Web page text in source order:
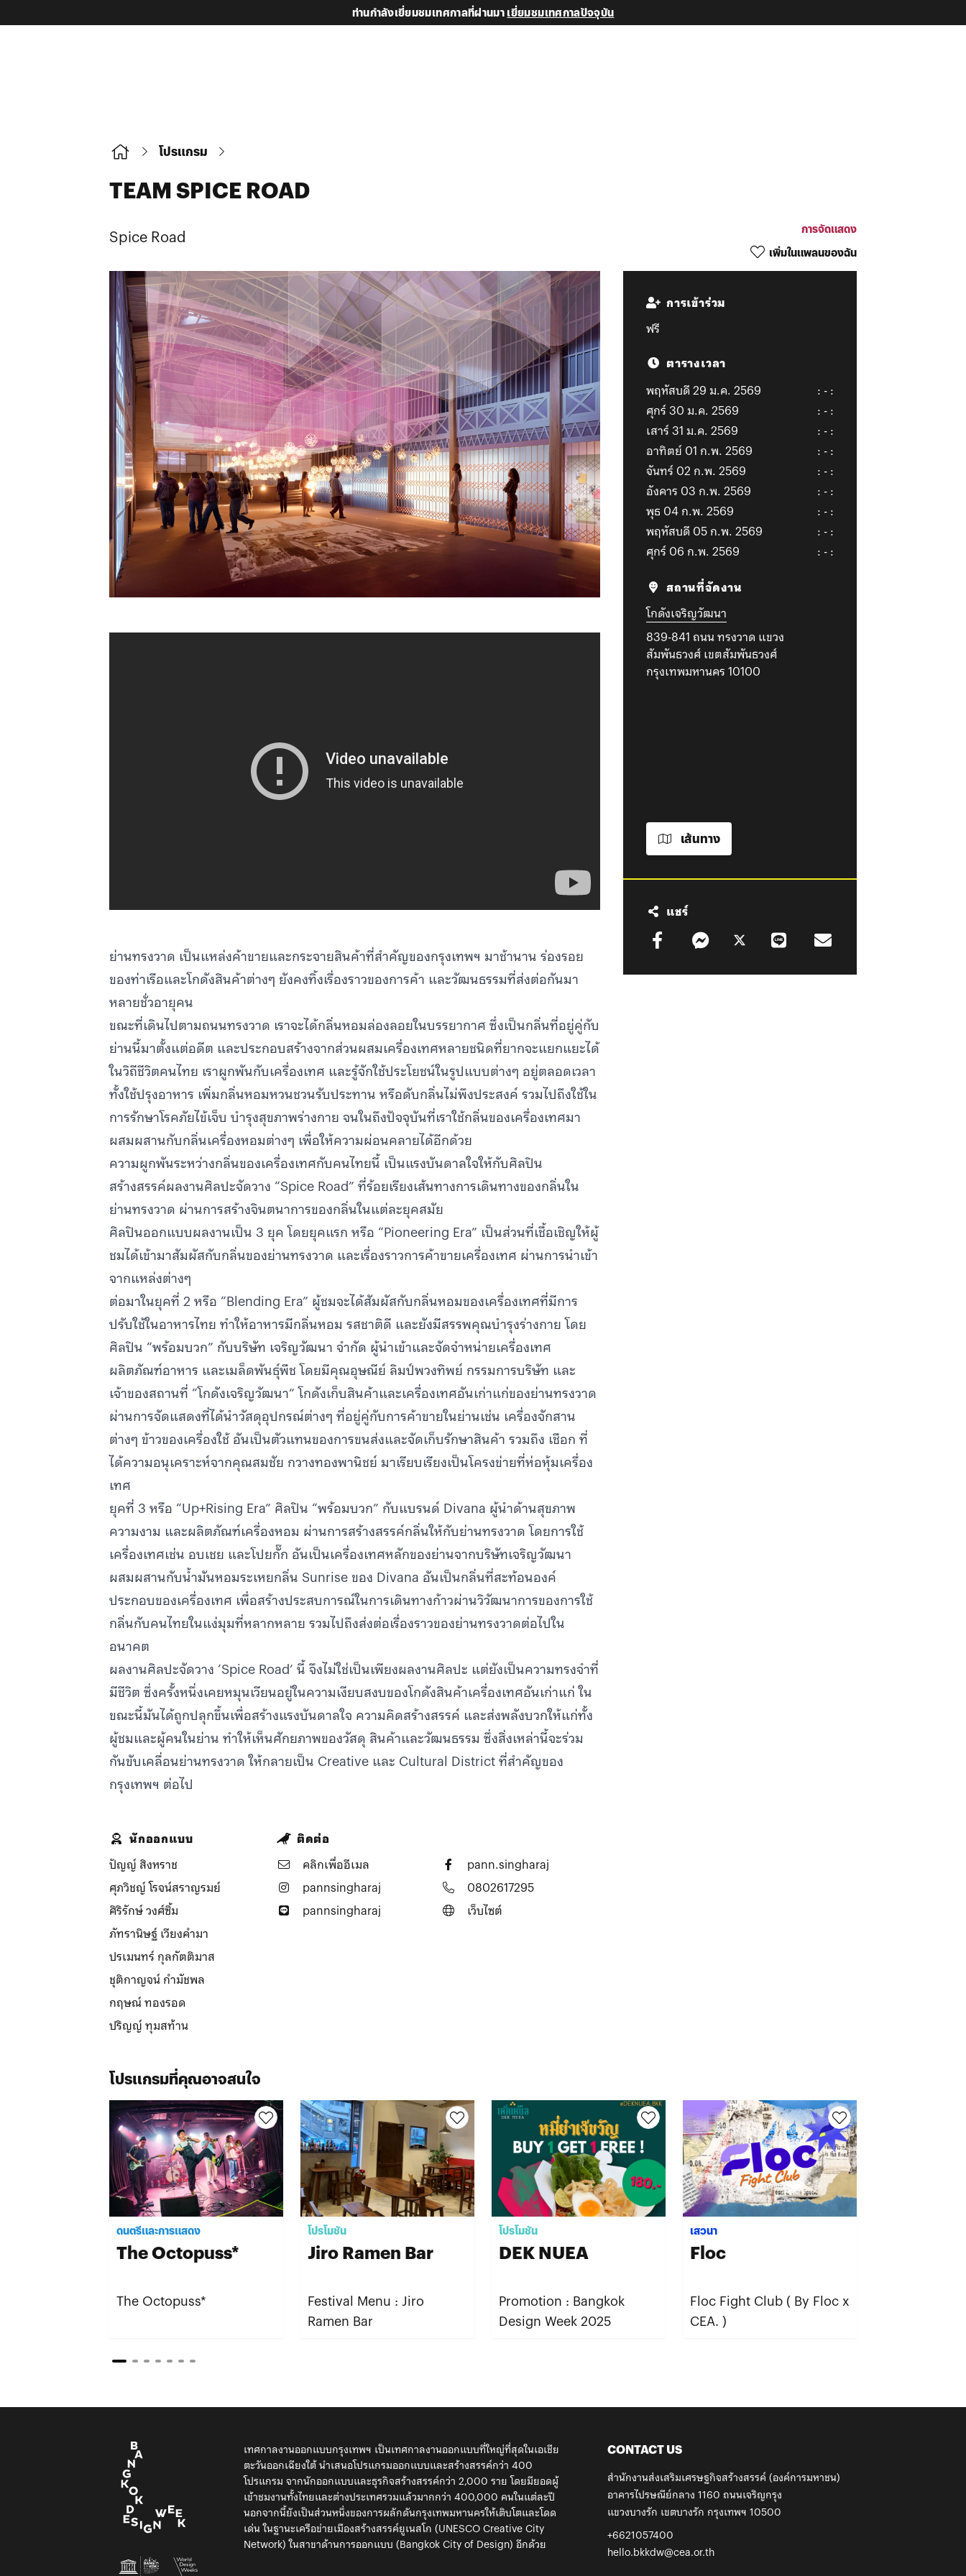
ท่านกำลังเยี่ยมชมเทศกาลที่ผ่านมา เยี่ยมชมเทศกาลปัจจุบัน
โปรแกรม
TEAM SPICE ROAD
Spice Road
การจัดแสดง
เพิ่มในแพลนของฉัน
ย่านทรงวาด เป็นแหล่งค้าขายและกระจายสินค้าที่สำคัญของกรุงเทพฯ มาช้านาน ร่องรอย
ของท่าเรือและโกดังสินค้าต่างๆ ยังคงทิ้งเรื่องราวของการค้า และวัฒนธรรมที่ส่งต่อกันมา
หลายชั่วอายุคน
ขณะที่เดินไปตามถนนทรงวาด เราจะได้กลิ่นหอมล่องลอยในบรรยากาศ ซึ่งเป็นกลิ่นที่อยู่คู่กับ
ย่านนี้มาตั้งแต่อดีต และประกอบสร้างจากส่วนผสมเครื่องเทศหลายชนิดที่ยากจะแยกแยะได้
ในวิถีชีวิตคนไทย เราผูกพันกับเครื่องเทศ และรู้จักใช้ประโยชน์ในรูปแบบต่างๆ อยู่ตลอดเวลา
ทั้งใช้ปรุงอาหาร เพิ่มกลิ่นหอมหวนชวนรับประทาน หรือดับกลิ่นไม่พึงประสงค์ รวมไปถึงใช้ใน
การรักษาโรคภัยไข้เจ็บ บำรุงสุขภาพร่างกาย จนในถึงปัจจุบันที่เราใช้กลิ่นของเครื่องเทศมา
ผสมผสานกับกลิ่นเครื่องหอมต่างๆ เพื่อให้ความผ่อนคลายได้อีกด้วย
ความผูกพันระหว่างกลิ่นของเครื่องเทศกับคนไทยนี้ เป็นแรงบันดาลใจให้กับศิลปิน
สร้างสรรค์ผลงานศิลปะจัดวาง “Spice Road” ที่ร้อยเรียงเส้นทางการเดินทางของกลิ่นใน
ย่านทรงวาด ผ่านการสร้างจินตนาการของกลิ่นในแต่ละยุคสมัย
ศิลปินออกแบบผลงานเป็น 3 ยุค โดยยุคแรก หรือ “Pioneering Era” เป็นส่วนที่เชื้อเชิญให้ผู้
ชมได้เข้ามาสัมผัสกับกลิ่นของย่านทรงวาด และเรื่องราวการค้าขายเครื่องเทศ ผ่านการนำเข้า
จากแหล่งต่างๆ
ต่อมาในยุคที่ 2 หรือ “Blending Era” ผู้ชมจะได้สัมผัสกับกลิ่นหอมของเครื่องเทศที่มีการ
ปรับใช้ในอาหารไทย ทำให้อาหารมีกลิ่นหอม รสชาติดี และยังมีสรรพคุณบำรุงร่างกาย โดย
ศิลปิน “พร้อมบวก” กับบริษัท เจริญวัฒนา จำกัด ผู้นำเข้าและจัดจำหน่ายเครื่องเทศ
ผลิตภัณฑ์อาหาร และเมล็ดพันธุ์พืช โดยมีคุณอุษณีย์ ลิมป์พวงทิพย์ กรรมการบริษัท และ
เจ้าของสถานที่ “โกดังเจริญวัฒนา” โกดังเก็บสินค้าและเครื่องเทศอันเก่าแก่ของย่านทรงวาด
ผ่านการจัดแสดงที่ได้นำวัสดุอุปกรณ์ต่างๆ ที่อยู่คู่กับการค้าขายในย่านเช่น เครื่องจักสาน
ต่างๆ ข้าวของเครื่องใช้ อันเป็นตัวแทนของการขนส่งและจัดเก็บรักษาสินค้า รวมถึง เชือก ที่
ได้ความอนุเคราะห์จากคุณสมชัย กวางทองพานิชย์ มาเรียบเรียงเป็นโครงข่ายที่ห่อหุ้มเครื่อง
เทศ
ยุคที่ 3 หรือ “Up+Rising Era” ศิลปิน “พร้อมบวก” กับแบรนด์ Divana ผู้นำด้านสุขภาพ
ความงาม และผลิตภัณฑ์เครื่องหอม ผ่านการสร้างสรรค์กลิ่นให้กับย่านทรงวาด โดยการใช้
เครื่องเทศเช่น อบเชย และโปยกั๊ก อันเป็นเครื่องเทศหลักของย่านจากบริษัทเจริญวัฒนา
ผสมผสานกับน้ำมันหอมระเหยกลิ่น Sunrise ของ Divana อันเป็นกลิ่นที่สะท้อนองค์
ประกอบของเครื่องเทศ เพื่อสร้างประสบการณ์ในการเดินทางก้าวผ่านวิวัฒนาการของการใช้
กลิ่นกับคนไทยในแง่มุมที่หลากหลาย รวมไปถึงส่งต่อเรื่องราวของย่านทรงวาดต่อไปใน
อนาคต
ผลงานศิลปะจัดวาง ‘Spice Road’ นี้ จึงไม่ใช่เป็นเพียงผลงานศิลปะ แต่ยังเป็นความทรงจำที่
มีชีวิต ซึ่งครั้งหนึ่งเคยหมุนเวียนอยู่ในความเงียบสงบของโกดังสินค้าเครื่องเทศอันเก่าแก่ ใน
ขณะนี้มันได้ถูกปลุกขึ้นเพื่อสร้างแรงบันดาลใจ ความคิดสร้างสรรค์ และส่งพลังบวกให้แก่ทั้ง
ผู้ชมและผู้คนในย่าน ทำให้เห็นศักยภาพของวัสดุ สินค้าและวัฒนธรรม ซึ่งสิ่งเหล่านี้จะร่วม
กันขับเคลื่อนย่านทรงวาด ให้กลายเป็น Creative และ Cultural District ที่สำคัญของ
นักออกแบบ
ปัญญ์ สิงหราช
ศุภวิชญ์ โรจน์สราญรมย์
ศิริรักษ์ วงศ์ซิ้ม
ภัทรานิษฐ์ เวียงคำมา
ปรเมนทร์ กุลกัตติมาส
ชุติกาญจน์ กำมัชพล
กฤษณ์ ทองรอด
ปริญญ์ ทุมสท้าน
ติดต่อ
คลิกเพื่ออีเมล
pann.singharaj
pannsingharaj
0802617295
pannsingharaj
เว็บไซต์
การเข้าร่วม
ฟรี
ตารางเวลา
พฤหัสบดี 29 ม.ค. 2569
: - :
ศุกร์ 30 ม.ค. 2569
: - :
เสาร์ 31 ม.ค. 2569
: - :
อาทิตย์ 01 ก.พ. 2569
: - :
จันทร์ 02 ก.พ. 2569
: - :
อังคาร 03 ก.พ. 2569
: - :
พุธ 04 ก.พ. 2569
: - :
พฤหัสบดี 05 ก.พ. 2569
: - :
ศุกร์ 06 ก.พ. 2569
: - :
สถานที่จัดงาน
โกดังเจริญวัฒนา
839-841 ถนน ทรงวาด แขวง
สัมพันธวงศ์ เขตสัมพันธวงศ์
กรุงเทพมหานคร 10100
เส้นทาง
แชร์
โปรแกรมที่คุณอาจสนใจ
ดนตรีและการแสดง
The Octopuss*
The Octopuss*
โปรโมชัน
Jiro Ramen Bar
Festival Menu : Jiro
Ramen Bar
โปรโมชัน
DEK NUEA
Promotion : Bangkok
Design Week 2025
เสวนา
Floc
Floc Fight Club ( By Floc x
CEA. )
เทศกาลงานออกแบบกรุงเทพฯ เป็นเทศกาลงานออกแบบที่ใหญ่ที่สุดในเอเชีย
ตะวันออกเฉียงใต้ นำเสนอโปรแกรมออกแบบและสร้างสรรค์กว่า 400
โปรแกรม จากนักออกแบบและธุรกิจสร้างสรรค์กว่า 2,000 ราย โดยมียอดผู้
เข้าชมงานทั้งไทยและต่างประเทศรวมแล้วมากกว่า 400,000 คนในแต่ละปี
นอกจากนี้ยังเป็นส่วนหนึ่งของการผลักดันกรุงเทพมหานครให้เติบโตและโดด
เด่น ในฐานะเครือข่ายเมืองสร้างสรรค์ยูเนสโก (UNESCO Creative City
Network) ในสาขาด้านการออกแบบ (Bangkok City of Design) อีกด้วย
CONTACT US
สำนักงานส่งเสริมเศรษฐกิจสร้างสรรค์ (องค์การมหาชน)
อาคารไปรษณีย์กลาง 1160 ถนนเจริญกรุง
แขวงบางรัก เขตบางรัก กรุงเทพฯ 10500
+6621057400
hello.bkkdw@cea.or.th